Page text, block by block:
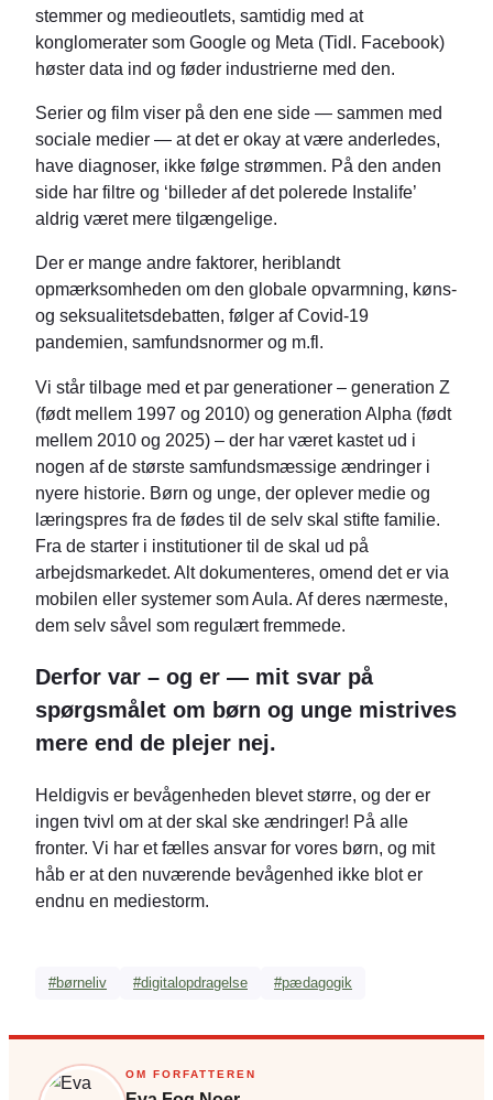
stemmer og medieoutlets, samtidig med at
konglomerater som Google og Meta (Tidl. Facebook)
høster data ind og føder industrierne med den.
Serier og film viser på den ene side — sammen med
sociale medier — at det er okay at være anderledes,
have diagnoser, ikke følge strømmen. På den anden
side har filtre og ‘billeder af det polerede Instalife’
aldrig været mere tilgængelige.
Der er mange andre faktorer, heriblandt
opmærksomheden om den globale opvarmning, køns-
og seksualitetsdebatten, følger af Covid-19
pandemien, samfundsnormer og m.fl.
Vi står tilbage med et par generationer – generation Z
(født mellem 1997 og 2010) og generation Alpha (født
mellem 2010 og 2025) – der har været kastet ud i
nogen af de største samfundsmæssige ændringer i
nyere historie. Børn og unge, der oplever medie og
læringspres fra de fødes til de selv skal stifte familie.
Fra de starter i institutioner til de skal ud på
arbejdsmarkedet. Alt dokumenteres, omend det er via
mobilen eller systemer som Aula. Af deres nærmeste,
dem selv såvel som regulært fremmede.
Derfor var – og er — mit svar på
spørgsmålet om børn og unge mistrives
mere end de plejer nej.
Heldigvis er bevågenheden blevet større, og der er
ingen tvivl om at der skal ske ændringer! På alle
fronter. Vi har et fælles ansvar for vores børn, og mit
håb er at den nuværende bevågenhed ikke blot er
endnu en mediestorm.
#børneliv #digitalopdragelse #pædagogik
OM FORFATTEREN